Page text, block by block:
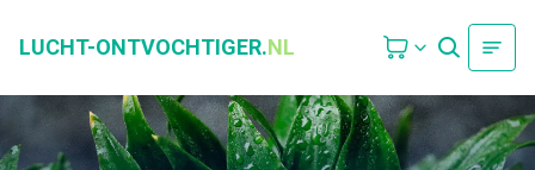
LUCHT-ONTVOCHTIGER.NL